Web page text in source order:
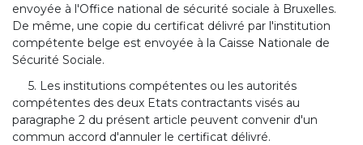
envoyée à l'Office national de sécurité sociale à Bruxelles.
De même, une copie du certificat délivré par l'institution
compétente belge est envoyée à la Caisse Nationale de
Sécurité Sociale.
5. Les institutions compétentes ou les autorités
compétentes des deux Etats contractants visés au
paragraphe 2 du présent article peuvent convenir d'un
commun accord d'annuler le certificat délivré.